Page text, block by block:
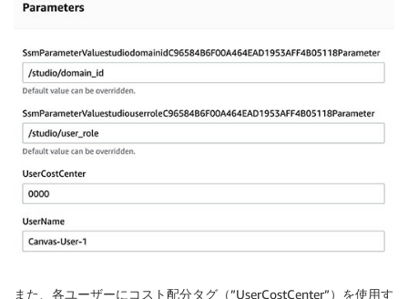
また、各ユーザーにコスト配分タグ（”UserCostCenter”）を使用す